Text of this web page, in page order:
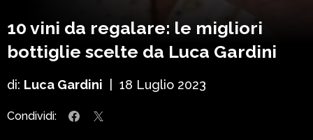
10 vini da regalare: le migliori
bottiglie scelte da Luca Gardini
di: Luca Gardini 18 Luglio 2023
Condividi: